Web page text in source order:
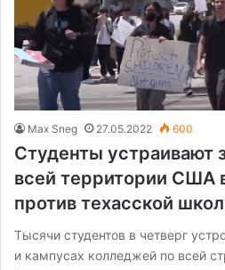
Max Sneg 27.05.2022 600
Студенты устраивают
всей территории США
против техасской
Тысячи студентов в четверг
и кампусах колледжей по всей